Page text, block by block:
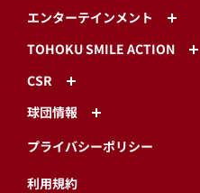
エンターテインメント
TOHOKU SMILE ACTION
CSR
球団情報
プライバシーポリシー
利用規約